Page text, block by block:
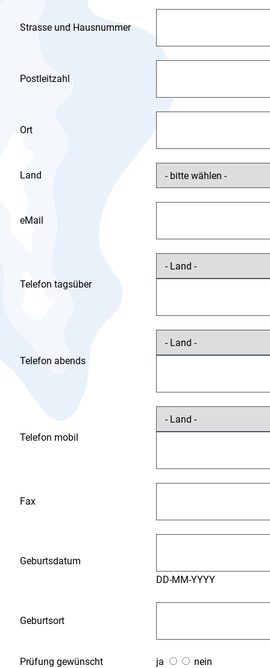
Strasse und Hausnummer
Postleitzahl
Ort
Land
eMail
Telefon tagsüber
Telefon abends
Telefon mobil
Fax
Geburtsdatum
DD-MM-YYYY
Geburtsort
Prüfung gewünscht ja nein